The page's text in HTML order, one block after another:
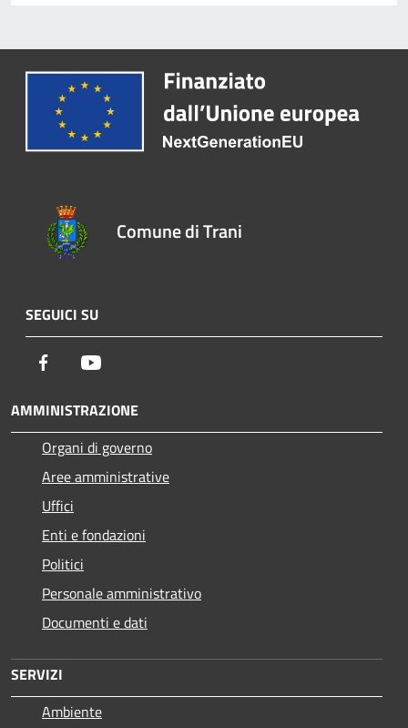
Comune di Trani
SEGUICI SU
Facebook
AMMINISTRAZIONE
Organi di governo
Aree amministrative
Uffici
Enti e fondazioni
Politici
Personale amministrativo
Documenti e dati
SERVIZI
Ambiente